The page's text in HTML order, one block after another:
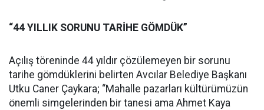
“44 YILLIK SORUNU TARİHE GÖMDÜK”
Açılış töreninde 44 yıldır çözülemeyen bir sorunu
tarihe gömdüklerini belirten Avcılar Belediye Başkanı
Utku Caner Çaykara; “Mahalle pazarları kültürümüzün
önemli simgelerinden bir tanesi ama Ahmet Kaya